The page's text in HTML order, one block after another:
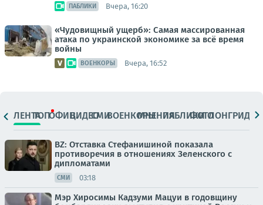
ПАБЛИКИ Вчера, 16:20
«Чудовищный ущерб»: Самая массированная
атака по украинской экономике за всё время
войны
ВОЕНКОРЫ Вчера, 16:52
ЛЕНТАТОПОФИЦ.ВИДЕОСМИВОЕНКОРЫМНЕНИЯПАБЛИКИ
ФОТОЛОНГРИДЫ
BZ: Отставка Стефанишиной показала
противоречия в отношениях Зеленского с
дипломатами
СМИ 03:18
Мэр Хиросимы Кадзуми Мацуи в годовщину